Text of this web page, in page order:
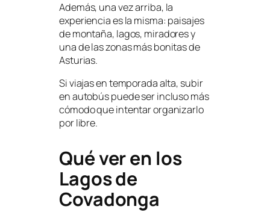
Además, una vez arriba, la
experiencia es la misma: paisajes
de montaña, lagos, miradores y
una de las zonas más bonitas de
Asturias.
Si viajas en temporada alta, subir
en autobús puede ser incluso más
cómodo que intentar organizarlo
por libre.
Qué ver en los
Lagos de
Covadonga